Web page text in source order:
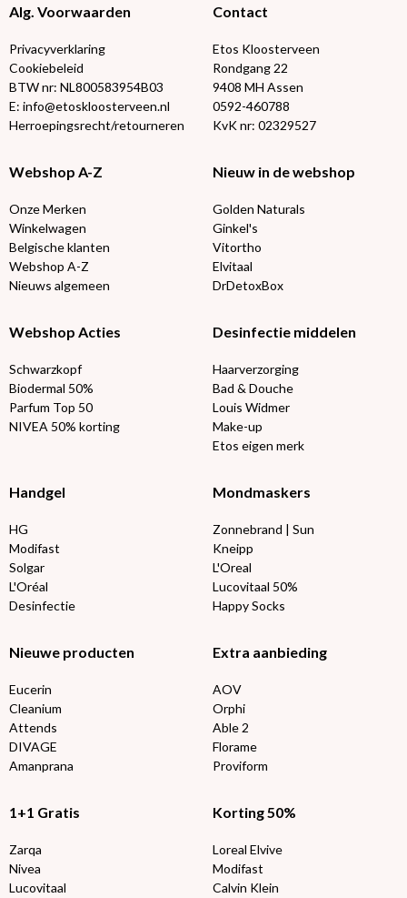
Alg. Voorwaarden
Privacyverklaring
Cookiebeleid
BTW nr: NL800583954B03
E: info@etoskloosterveen.nl
Herroepingsrecht/retourneren
Contact
Etos Kloosterveen
Rondgang 22
9408 MH Assen
0592-460788
KvK nr: 02329527
Webshop A-Z
Onze Merken
Winkelwagen
Belgische klanten
Webshop A-Z
Nieuws algemeen
Nieuw in de webshop
Golden Naturals
Ginkel's
Vitortho
Elvitaal
DrDetoxBox
Webshop Acties
Schwarzkopf
Biodermal 50%
Parfum Top 50
NIVEA 50% korting
Desinfectie middelen
Haarverzorging
Bad & Douche
Louis Widmer
Make-up
Etos eigen merk
Handgel
HG
Modifast
Solgar
L'Oréal
Desinfectie
Mondmaskers
Zonnebrand | Sun
Kneipp
L'Oreal
Lucovitaal 50%
Happy Socks
Nieuwe producten
Eucerin
Cleanium
Attends
DIVAGE
Amanprana
Extra aanbieding
AOV
Orphi
Able 2
Florame
Proviform
1+1 Gratis
Zarqa
Nivea
Lucovitaal
Korting 50%
Loreal Elvive
Modifast
Calvin Klein